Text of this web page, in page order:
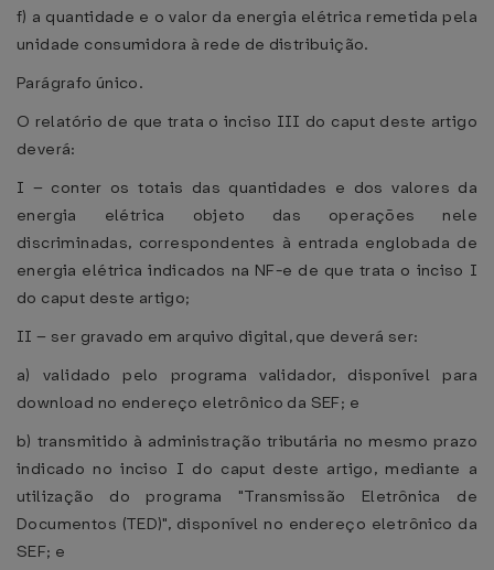
f) a quantidade e o valor da energia elétrica remetida pela
unidade consumidora à rede de distribuição.
Parágrafo único.
O relatório de que trata o inciso III do caput deste artigo
deverá:
I – conter os totais das quantidades e dos valores da
energia elétrica objeto das operações nele
discriminadas, correspondentes à entrada englobada de
energia elétrica indicados na NF-e de que trata o inciso I
do caput deste artigo;
II – ser gravado em arquivo digital, que deverá ser:
a) validado pelo programa validador, disponível para
download no endereço eletrônico da SEF; e
b) transmitido à administração tributária no mesmo prazo
indicado no inciso I do caput deste artigo, mediante a
utilização do programa "Transmissão Eletrônica de
Documentos (TED)", disponível no endereço eletrônico da
SEF; e